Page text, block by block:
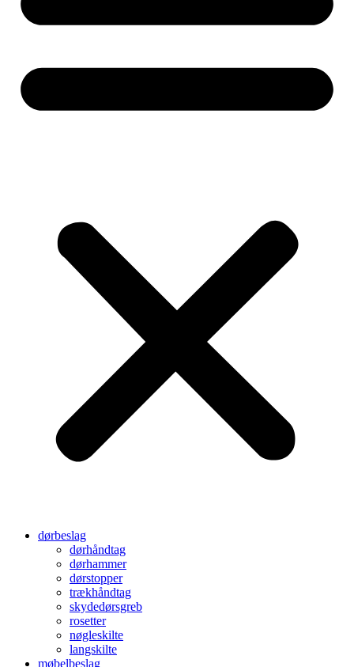
dørbeslag
dørhåndtag
dørhammer
dørstopper
trækhåndtag
skydedørsgreb
rosetter
nøgleskilte
langskilte
møbelbeslag